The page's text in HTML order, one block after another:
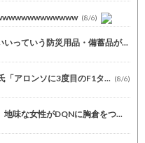
(8/6)
いっていう防災用品・備蓄品が...
「アロンソに3度目のF1タ... (8/6)
味な女性がDQNに胸倉をつ...